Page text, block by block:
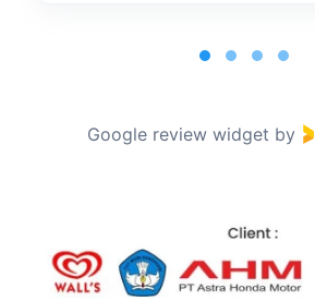
Google review widget by